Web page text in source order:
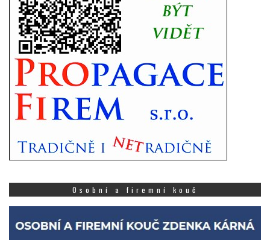
Osobní a firemní kouč